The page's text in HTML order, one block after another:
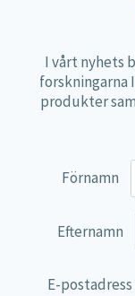
Övriga
100% Natural
EVP Nutrition
Multi Nutrient
Lamberts
Svenska
I vårt nyhets
forskningarna
produkter
Förnamn
Efternamn
E-postadress